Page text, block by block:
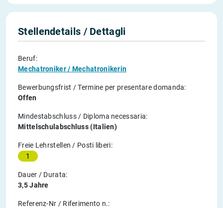
Stellendetails / Dettagli
Beruf:
Mechatroniker / Mechatronikerin
Bewerbungsfrist / Termine per presentare domanda:
Offen
Mindestabschluss / Diploma necessaria:
Mittelschulabschluss (Italien)
Freie Lehrstellen / Posti liberi:
1
Dauer / Durata:
3,5 Jahre
Referenz-Nr / Riferimento n.: